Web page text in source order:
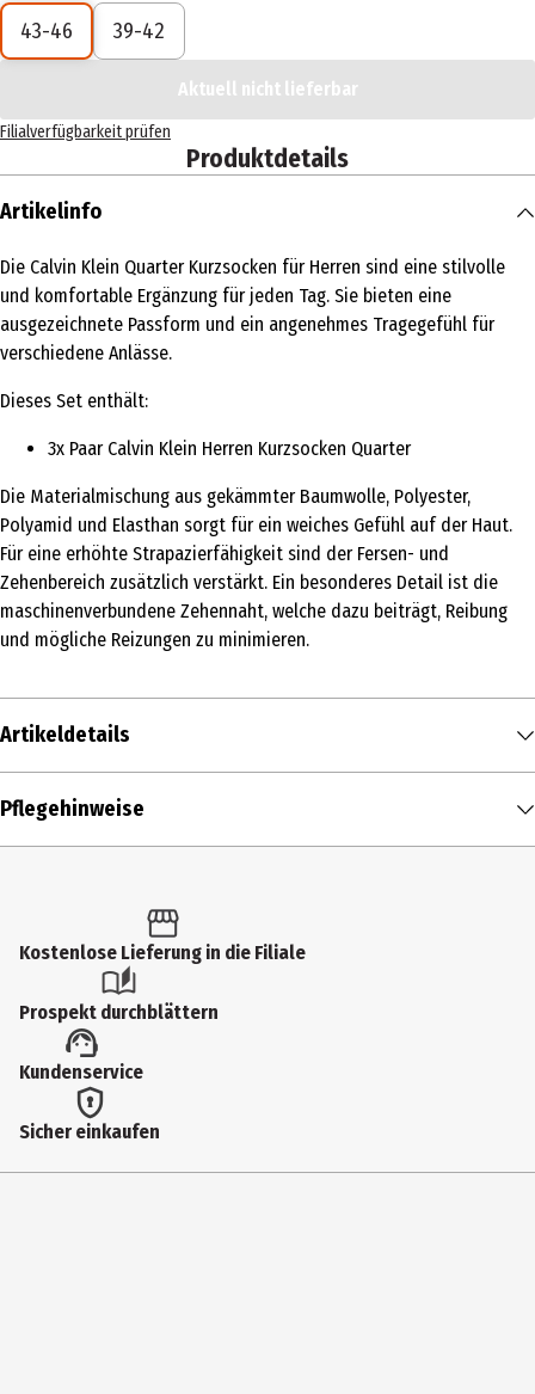
43-46 39-42
Aktuell nicht lieferbar
Filialverfügbarkeit prüfen
Produktdetails
Artikelinfo
Die Calvin Klein Quarter Kurzsocken für Herren sind eine stilvolle
und komfortable Ergänzung für jeden Tag. Sie bieten eine
ausgezeichnete Passform und ein angenehmes Tragegefühl für
verschiedene Anlässe.
Dieses Set enthält:
3x Paar Calvin Klein Herren Kurzsocken Quarter
Die Materialmischung aus gekämmter Baumwolle, Polyester,
Polyamid und Elasthan sorgt für ein weiches Gefühl auf der Haut.
Für eine erhöhte Strapazierfähigkeit sind der Fersen- und
Zehenbereich zusätzlich verstärkt. Ein besonderes Detail ist die
maschinenverbundene Zehennaht, welche dazu beiträgt, Reibung
und mögliche Reizungen zu minimieren.
Artikeldetails
Inhalt
Größenspanne
Black
Materialdetails
Pflegehinweise
Kostenlose Lieferung in die Filiale
Prospekt durchblättern
Kundenservice
Sicher einkaufen